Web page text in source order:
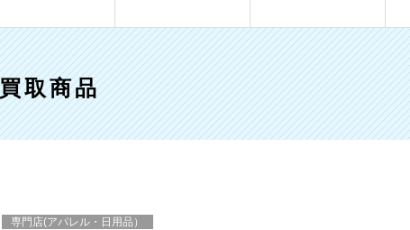
買取商品
専門店(アパレル・日用品）